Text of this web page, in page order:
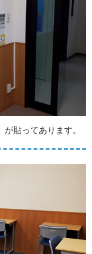
貼ってあります。